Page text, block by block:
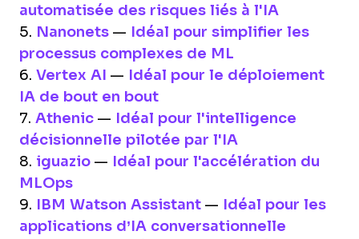
automatisée des risques liés à l'IA
5. Nanonets —
Idéal pour simplifier les
processus complexes de ML
6. Vertex AI —
Idéal pour le déploiement
IA de bout en bout
7. Athenic —
Idéal pour l'intelligence
décisionnelle pilotée par l'IA
8. iguazio —
Idéal pour l'accélération du
MLOps
9.
IBM Watson Assistant —
Idéal pour les
applications d’IA conversationnelle